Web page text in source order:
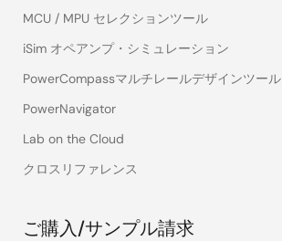
MCU / MPU セレクションツール
iSim オペアンプ・シミュレーション
PowerCompassマルチレールデザインツール
PowerNavigator
Lab on the Cloud
クロスリファレンス
ご購入/サンプル請求